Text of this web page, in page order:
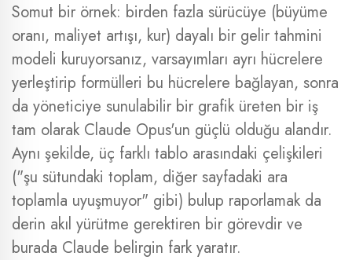
Somut bir örnek: birden fazla sürücüye (büyüme
oranı, maliyet artışı, kur) dayalı bir gelir tahmini
modeli kuruyorsanız, varsayımları ayrı hücrelere
yerleştirip formülleri bu hücrelere bağlayan, sonra
da yöneticiye sunulabilir bir grafik üreten bir iş
tam olarak Claude Opus'un güçlü olduğu alandır.
Aynı şekilde, üç farklı tablo arasındaki çelişkileri
("şu sütundaki toplam, diğer sayfadaki ara
toplamla uyuşmuyor" gibi) bulup raporlamak da
derin akıl yürütme gerektiren bir görevdir ve
burada Claude belirgin fark yaratır.